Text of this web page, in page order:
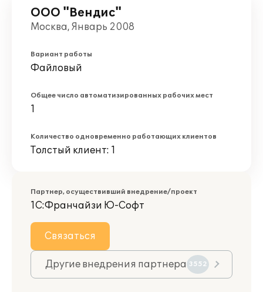
ООО "Вендис"
Москва, Январь 2008
Вариант работы
Файловый
Общее число автоматизированных рабочих мест
1
Количество одновременно работающих клиентов
Толстый клиент: 1
Партнер, осуществивший внедрение/проект
1С:Франчайзи Ю-Софт
Связаться
Другие внедрения партнера 3552